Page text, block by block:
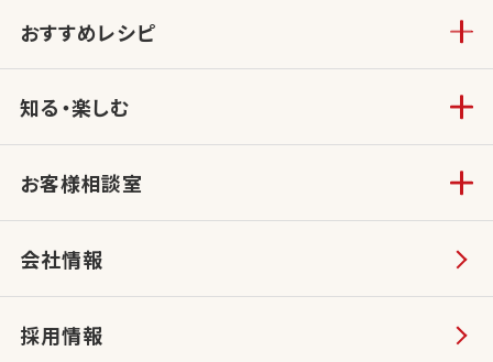
おすすめレシピ
知る・楽しむ
お客様相談室
会社情報
採用情報